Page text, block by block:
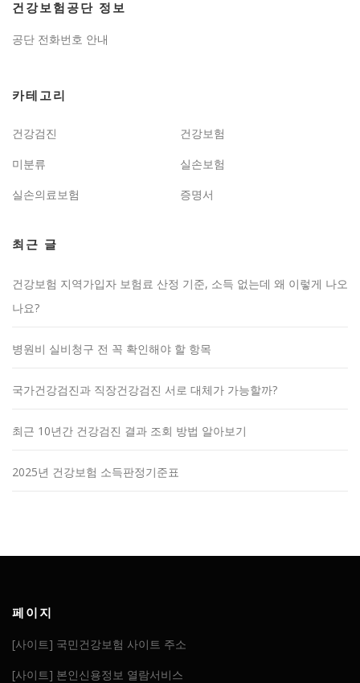
건강보험공단 정보
공단 전화번호 안내
카테고리
건강검진
건강보험
미분류
실손보험
실손의료보험
증명서
최근 글
건강보험 지역가입자 보험료 산정 기준, 소득 없는데 왜 이렇게 나오
나요?
병원비 실비청구 전 꼭 확인해야 할 항목
국가건강검진과 직장건강검진 서로 대체가 가능할까?
최근 10년간 건강검진 결과 조회 방법 알아보기
2025년 건강보험 소득판정기준표
페이지
[사이트] 국민건강보험 사이트 주소
[사이트] 본인신용정보 열람서비스